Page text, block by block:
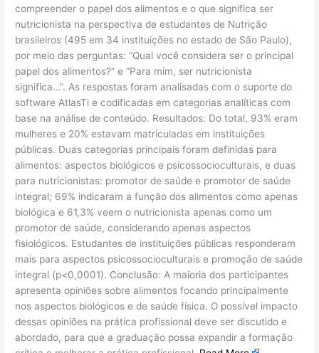
compreender o papel dos alimentos e o que significa ser
nutricionista na perspectiva de estudantes de Nutrição
brasileiros (495 em 34 instituições no estado de São Paulo),
por meio das perguntas: “Qual você considera ser o principal
papel dos alimentos?” e “Para mim, ser nutricionista
significa…”. As respostas foram analisadas com o suporte do
software AtlasTi e codificadas em categorias analíticas com
base na análise de conteúdo. Resultados: Do total, 93% eram
mulheres e 20% estavam matriculadas em instituições
públicas. Duas categorias principais foram definidas para
alimentos: aspectos biológicos e psicossocioculturais, e duas
para nutricionistas: promotor de saúde e promotor de saúde
integral; 69% indicaram a função dos alimentos como apenas
biológica e 61,3% veem o nutricionista apenas como um
promotor de saúde, considerando apenas aspectos
fisiológicos. Estudantes de instituições públicas responderam
mais para aspectos psicossocioculturais e promoção de saúde
integral (p<0,0001). Conclusão: A maioria dos participantes
apresenta opiniões sobre alimentos focando principalmente
nos aspectos biológicos e de saúde física. O possível impacto
dessas opiniões na prática profissional deve ser discutido e
abordado, para que a graduação possa expandir a formação